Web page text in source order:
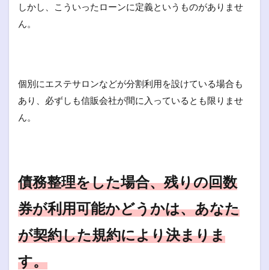
しかし、こういったローンに定義というものがありませ
ん。
個別にエステサロンなどが分割利用を設けている場合も
あり、必ずしも信販会社が間に入っているとも限りませ
ん。
債務整理をした場合、残りの回数
券が利用可能かどうかは、あなた
が契約した規約により決まりま
す。